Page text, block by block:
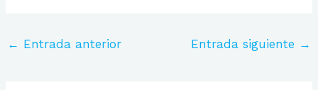
← Entrada anterior Entrada siguiente →